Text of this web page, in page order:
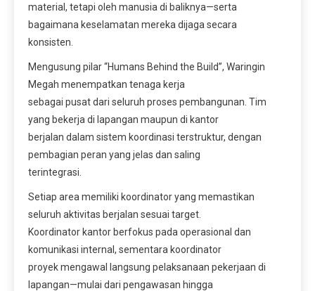
material, tetapi oleh manusia di baliknya—serta
bagaimana keselamatan mereka dijaga secara
konsisten.
Mengusung pilar “Humans Behind the Build”, Waringin
Megah menempatkan tenaga kerja
sebagai pusat dari seluruh proses pembangunan. Tim
yang bekerja di lapangan maupun di kantor
berjalan dalam sistem koordinasi terstruktur, dengan
pembagian peran yang jelas dan saling
terintegrasi.
Setiap area memiliki koordinator yang memastikan
seluruh aktivitas berjalan sesuai target.
Koordinator kantor berfokus pada operasional dan
komunikasi internal, sementara koordinator
proyek mengawal langsung pelaksanaan pekerjaan di
lapangan—mulai dari pengawasan hingga